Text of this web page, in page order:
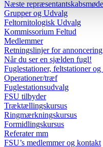
Næste repræsentantskabsmøde
Grupper og Udvalg
Feltornitologisk Udvalg
Kommissorium Feltud
Medlemmer
Retningslinjer for
Når du ser en sjælden fugl!
Fuglestationer, feltstationer
Operationer/træf
Fuglestationsudvalg
FSU tilbyder
Træktællingskursus
Ringmærkningskursus
Formidlingskursus
Referater mm
FSU’s medlemmer og kontakt